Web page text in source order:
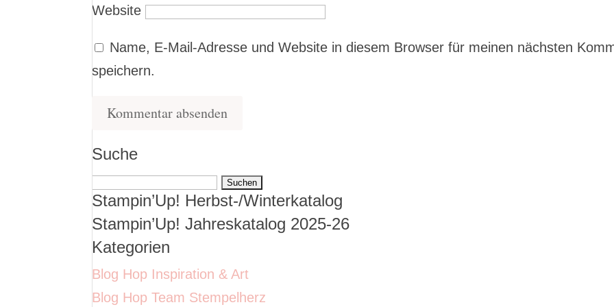
Website
Name, E-Mail-Adresse und Website in diesem Browser für meinen nächsten
speichern.
Suche
Suchen
nach:
Stampin’Up! Herbst-/Winterkatalog
Stampin’Up! Jahreskatalog 2025-26
Kategorien
Blog Hop Inspiration & Art
Blog Hop Team Stempelherz